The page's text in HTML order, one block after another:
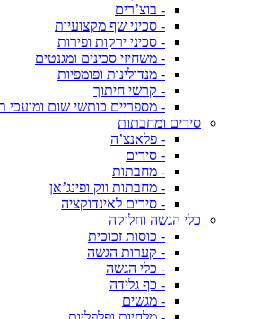
- בוצ’רים
- סכיני שף מקצועיות
- סכיני ירקות ופירות
- משחיזי סכינים ומגנטים
- מנדולינות ופומפיות
- קרשי חיתוך
- מספריים כותשי שום ומועכי
סירים ומחבתות
- פלאנצ’ה
- סירים
- מחבתות
- מחבתות ווק ופינג’אן
- סירים לאינדוקציה
כלי הגשה וחלוקה
- כוסות זכוכית
- קערות הגשה
- כלי הגשה
- כף גלידה
- מגשים